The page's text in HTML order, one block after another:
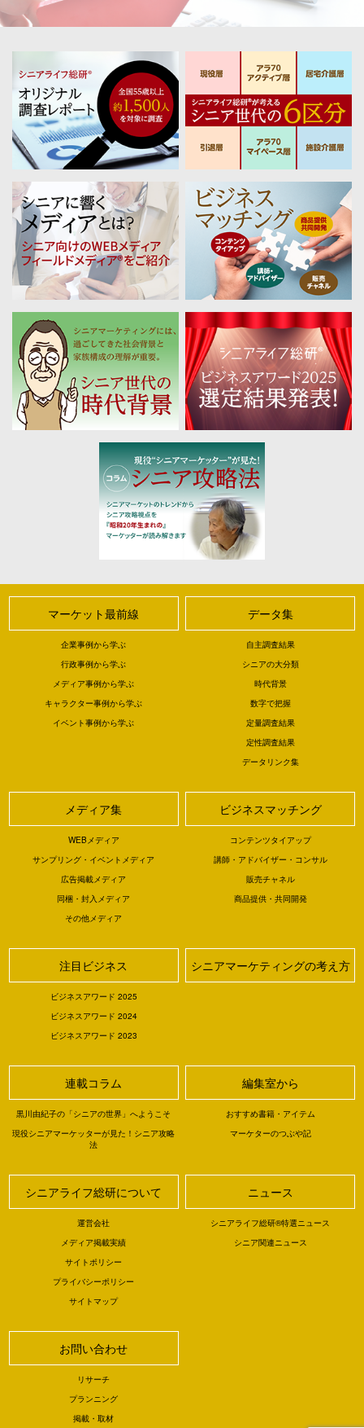
マーケット最前線
企業事例から学ぶ
行政事例から学ぶ
メディア事例から学ぶ
キャラクター事例から学ぶ
イベント事例から学ぶ
データ集
自主調査結果
シニアの大分類
時代背景
数字で把握
定量調査結果
定性調査結果
データリンク集
メディア集
WEBメディア
サンプリング・イベントメディア
広告掲載メディア
同梱・封入メディア
その他メディア
ビジネスマッチング
コンテンツタイアップ
講師・アドバイザー・コンサル
販売チャネル
商品提供・共同開発
注目ビジネス
ビジネスアワード 2025
ビジネスアワード 2024
ビジネスアワード 2023
シニアマーケティングの考え方
連載コラム
黒川由紀子の「シニアの世界」へようこそ
現役シニアマーケッターが見た！シニア攻略
法
編集室から
おすすめ書籍・アイテム
マーケターのつぶや記
シニアライフ総研について
運営会社
メディア掲載実績
サイトポリシー
プライバシーポリシー
サイトマップ
ニュース
シニアライフ総研®特選ニュース
シニア関連ニュース
お問い合わせ
リサーチ
プランニング
掲載・取材